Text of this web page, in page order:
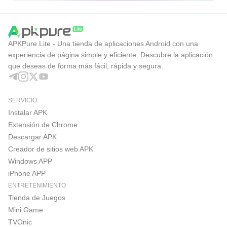
Premium, aunque estas funciones requieren suscripción.
YouTube Pros y Contras
Estos puntos resumen la experiencia diaria con YouTube,
considerando su variedad de contenido, sus herramientas
de seguimiento y las limitaciones que pueden afectar a
algunos usuarios.
Pros
Inicio, Suscripciones y Biblioteca facilitan retomar
contenido.
Incluye comentarios, directos, estrenos y publicaciones
de creadores.
APKPure Lite - Una tienda de aplicaciones Android con una
experiencia de página simple y eficiente. Descubre la aplicación
que deseas de forma más fácil, rápida y segura.
SERVICIO
Instalar APK
Extensión de Chrome
Descargar APK
Creador de sitios web APK
Windows APP
iPhone APP
ENTRETENIMIENTO
Tienda de Juegos
Mini Game
TVOnic